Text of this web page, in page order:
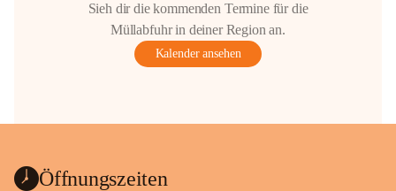
Sieh dir die kommenden Termine für die
Müllabfuhr in deiner Region an.
Kalender ansehen
Öffnungszeiten